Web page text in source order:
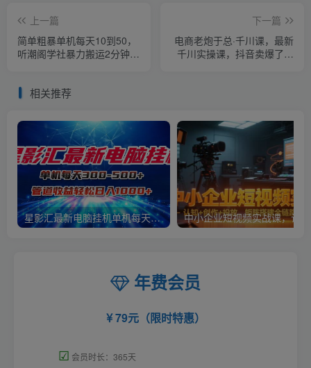
上一篇
简单粗暴单机每天10到50，
听潮阁学社暴力搬运2分钟一
下一篇
电商老炮于总·千川课，最新
千川实操课，抖音卖爆了的
相关推荐
星影汇最新电脑挂机单机每天300+团队管道收益轻松日入1000+
年费会员
79元（限时特惠）
☑ 会员时长：365天